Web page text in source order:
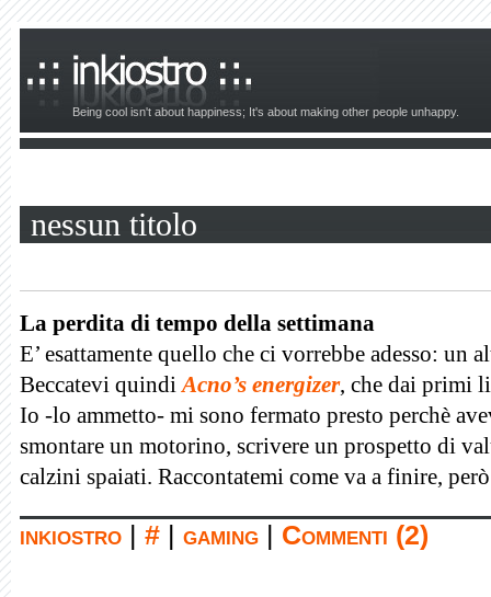
Being cool isn't about happiness; It's about making other people unhappy.
nessun titolo
La perdita di tempo della settimana
E’ esattamente quello che ci vorrebbe adesso: un
Beccatevi quindiAcno’s energizer, che dai primi
Io -lo ammetto- mi sono fermato presto perchè
smontare un motorino, scrivere un prospetto di
calzini spaiati. Raccontatemi come va a finire,
inkiostro # gaming Commenti (2)